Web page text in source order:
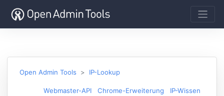
Open Admin Tools IP-Lookup
Webmaster-API Chrome-Erweiterung
IP-Wissen